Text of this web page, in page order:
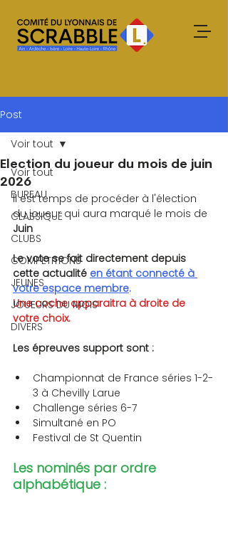
Post
Voir tout
BUREAU
CLASSIQUE
CLUBS
COMPETITIONS
JEUNES
JOUEURS DU MOIS
DIVERS
Voir tout
Election du joueur du mois de juin
2026
Il est temps de procéder à l'élection
du joueur qui aura marqué le mois de
Juin
Le vote se fait directement depuis
cette actualité en étant connecté à
votre espace membre.
Une coche apparaitra à droite de
votre choix.
Les épreuves support sont :
Championnat de France séries 1-2-
3 à Chevilly Larue
Challenge séries 6-7
Simultané en PO
Festival de St Quentin
Les nominés par ordre
alphabétique :